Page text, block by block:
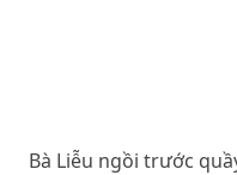
Bà Liễu ngồi trước